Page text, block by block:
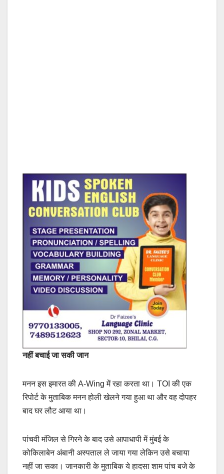
नहीं बचाई जा सकी जान
मनन इस इमारत की A-Wing में रहा करता था। TOI की एक
रिपोर्ट के मुताबिक मनन होली खेलने गया हुआ था और वह दोपहर
बाद घर लौट आया था।
पांचवी मंजिल से गिरने के बाद उसे आपाधापी में मुंबई के
कोकिलाबेन अंबानी अस्पताल ले जाया गया लेकिन उसे बचाया
नहीं जा सका। जानकारी के मुताबिक ये हादसा शाम पांच बजे के